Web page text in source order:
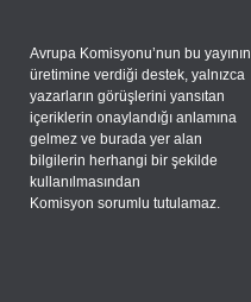
Avrupa Komisyonu’nun bu yayının
üretimine verdiği destek, yalnızca
yazarların görüşlerini yansıtan
içeriklerin onaylandığı anlamına
gelmez ve burada yer alan
bilgilerin herhangi bir şekilde
kullanılmasından
Komisyon sorumlu tutulamaz.